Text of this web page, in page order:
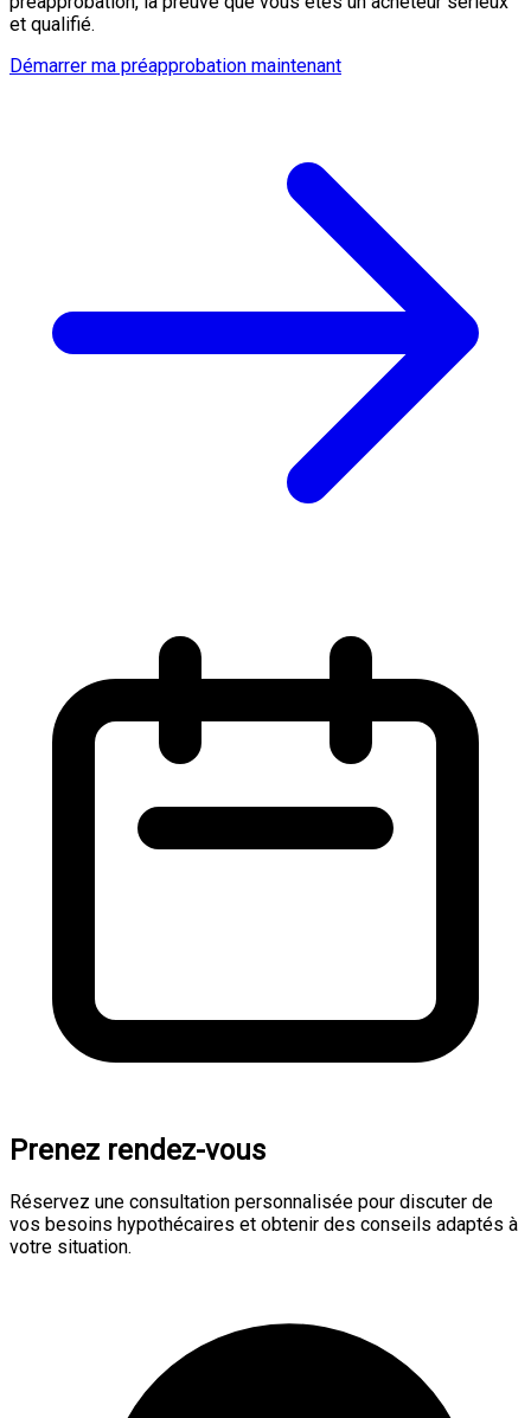
et qualifié.
Démarrer ma préapprobation maintenant
Prenez rendez-vous
Réservez une consultation personnalisée pour discuter de
vos besoins hypothécaires et obtenir des conseils adaptés à
votre situation.